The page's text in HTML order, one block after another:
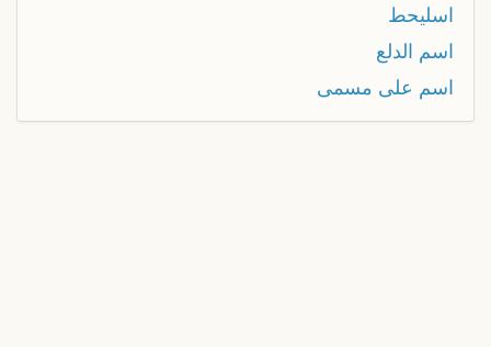
اسليحط
اسم الدلع
اسم على مسمى